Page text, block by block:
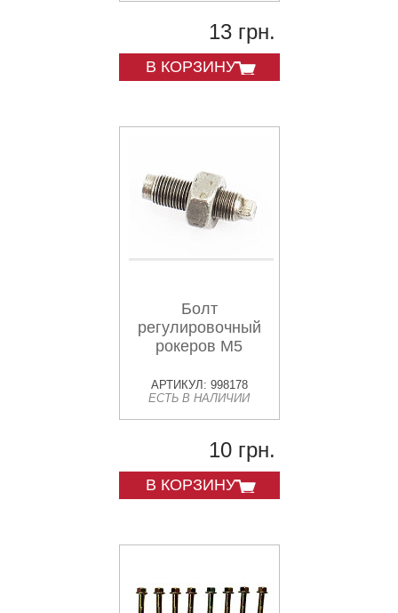
13 грн.
В КОРЗИНУ
Болт
регулировочный
рокеров М5
АРТИКУЛ: 998178
ЕСТЬ В НАЛИЧИИ
10 грн.
В КОРЗИНУ